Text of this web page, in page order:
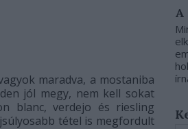
maradva, a mostaniba
jól megy, nem kell sokat
blanc, verdejo és riesling
tétel is megfordult